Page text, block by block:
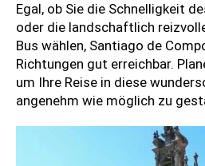
Egal, ob Sie die Schnelligkeit
oder die landschaftlich
Bus wählen, Santiago de
Richtungen gut erreichbar.
um Ihre Reise in diese
angenehm wie möglich zu